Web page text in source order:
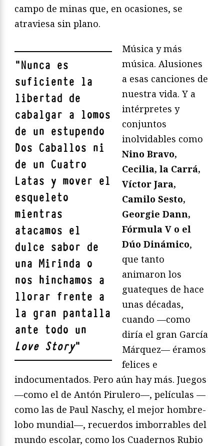
campo de minas que, en ocasiones, se
atraviesa sin plano.
"Nunca es
suficiente la
libertad de
cabalgar a lomos
de un estupendo
Dos Caballos ni
de un Cuatro
Latas y mover el
esqueleto
mientras
atacamos el
dulce sabor de
una Mirinda o
nos hinchamos a
llorar frente a
la gran pantalla
ante todo un
Love Story"
Música y más
música. Alusiones
a esas canciones de
nuestra vida. Y a
intérpretes y
conjuntos
inolvidables como
Nino Bravo,
Cecilia, la Carrá,
Víctor Jara,
Camilo Sesto,
Georgie Dann,
Fórmula V o el
Dúo Dinámico,
que tanto
animaron los
guateques de hace
unas décadas,
cuando —como
diría el gran García
Márquez— éramos
felices e
indocumentados. Pero aún hay más. Juegos
—como el de Antón Pirulero—, películas —
como las de Paul Naschy, el mejor hombre-
lobo mundial—, recuerdos imborrables del
mundo escolar, como los Cuadernos Rubio